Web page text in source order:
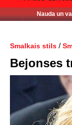
Nauda un
Smalkais stils /
Bejonses